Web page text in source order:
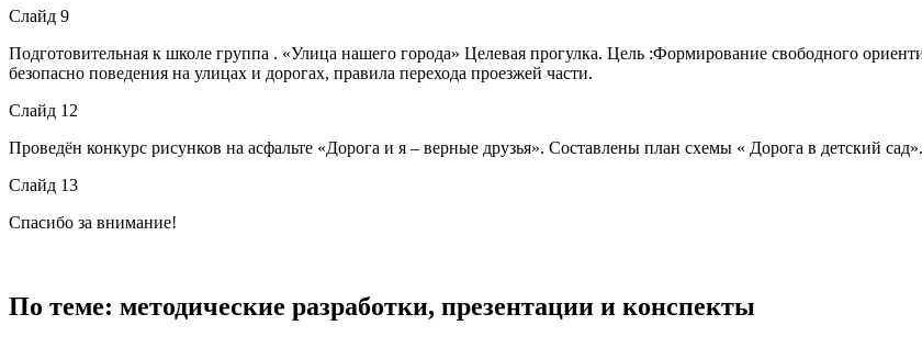
Слайд 9
Подготовительная к школе группа . «Улица нашего города» Целевая прогулка. Цель :Формирование свободного
безопасно поведения на улицах и дорогах, правила перехода проезжей части.
Слайд 12
Проведён конкурс рисунков на асфальте «Дорога и я – верные друзья». Составлены план схемы « Дорога в детский сад».
Слайд 13
Спасибо за внимание!
По теме: методические разработки, презентации и конспекты